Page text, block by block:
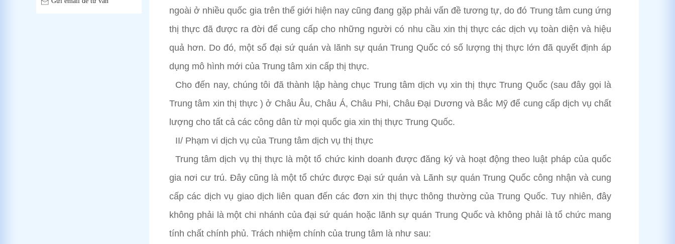
ngoài ở nhiều quốc gia trên thế giới hiện nay cũng đang gặp phải vấn đề tương tự, do đó Trung tâm cung ứng
thị thực đã được ra đời để cung cấp cho những người có nhu cầu xin thị thực các dịch vụ toàn diện và hiệu
quả hơn. Do đó, một số đại sứ quán và lãnh sự quán Trung Quốc có số lượng thị thực lớn đã quyết định áp
dụng mô hình mới của Trung tâm xin cấp thị thực.
Cho đến nay, chúng tôi đã thành lập hàng chục Trung tâm dịch vụ xin thị thực Trung Quốc (sau đây gọi là
Trung tâm xin thị thực ) ở Châu Âu, Châu Á, Châu Phi, Châu Đại Dương và Bắc Mỹ để cung cấp dịch vụ chất
lượng cho tất cả các công dân từ mọi quốc gia xin thị thực Trung Quốc.
II/ Phạm vi dịch vụ của Trung tâm dịch vụ thị thực
Trung tâm dịch vụ thị thực là một tổ chức kinh doanh được đăng ký và hoạt động theo luật pháp của quốc
gia nơi cư trú. Đây cũng là một tổ chức được Đại sứ quán và Lãnh sự quán Trung Quốc công nhận và cung
cấp các dịch vụ giao dịch liên quan đến các đơn xin thị thực thông thường của Trung Quốc. Tuy nhiên, đây
không phải là một chi nhánh của đại sứ quán hoặc lãnh sự quán Trung Quốc và không phải là tổ chức mang
tính chất chính phủ. Trách nhiệm chính của trung tâm là như sau: